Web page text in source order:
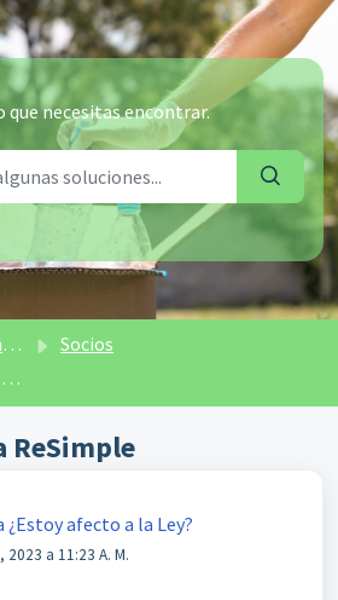
que necesitas encontrar.
Socios
ReSimple
¿Estoy afecto a la Ley?
a 11:23 A. M.